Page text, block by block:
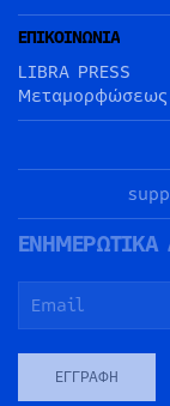
ΕΠΙΚΟΙΝΩΝΙΑ
LIBRA PRESS
ΕΝΗΜΕΡΩΤΙΚΑ
ΕΓΓΡΑΦΉ